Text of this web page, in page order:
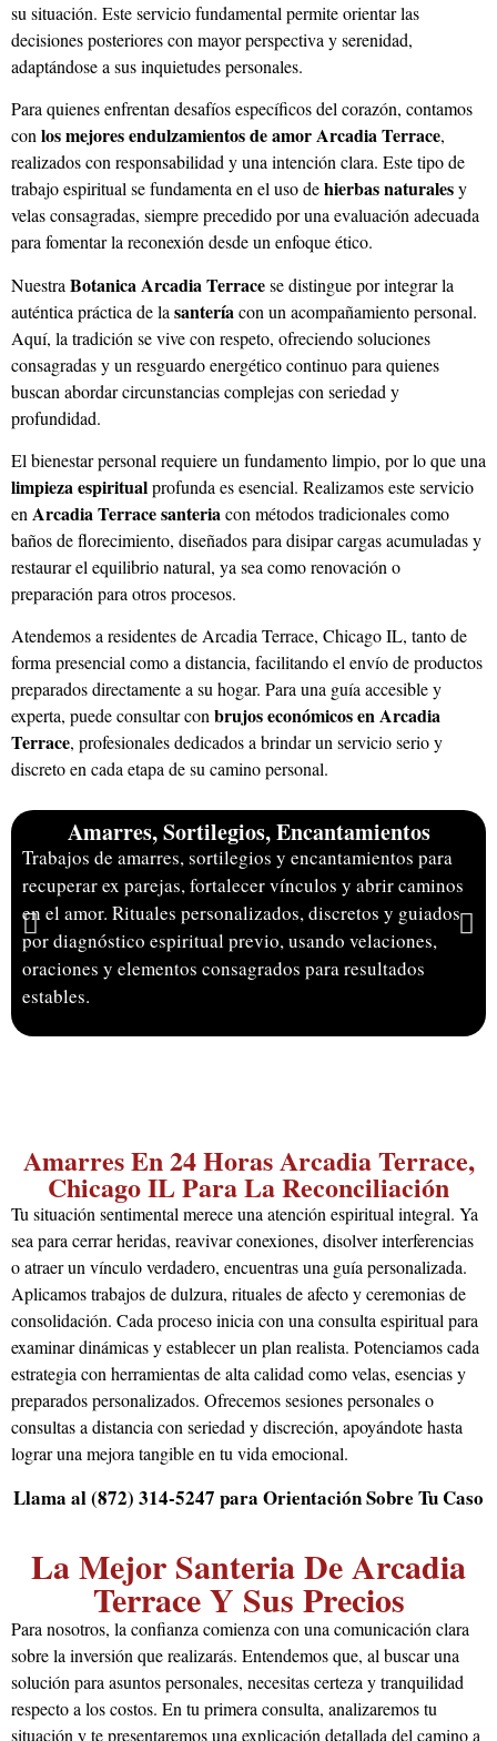
su situación. Este servicio fundamental permite orientar las
decisiones posteriores con mayor perspectiva y serenidad,
adaptándose a sus inquietudes personales.
Para quienes enfrentan desafíos específicos del corazón, contamos
con los mejores endulzamientos de amor Arcadia Terrace,
realizados con responsabilidad y una intención clara. Este tipo de
trabajo espiritual se fundamenta en el uso dehierbas naturalesy
velas consagradas, siempre precedido por una evaluación adecuada
para fomentar la reconexión desde un enfoque ético.
Nuestra Botanica Arcadia Terracese distingue por integrar la
auténtica práctica de la santería con un acompañamiento personal.
Aquí, la tradición se vive con respeto, ofreciendo soluciones
consagradas y un resguardo energético continuo para quienes
buscan abordar circunstancias complejas con seriedad y
profundidad.
El bienestar personal requiere un fundamento limpio, por lo que una
limpieza espiritualprofunda es esencial. Realizamos este servicio
en Arcadia Terrace santeriacon métodos tradicionales como
baños de florecimiento, diseñados para disipar cargas acumuladas y
restaurar el equilibrio natural, ya sea como renovación o
preparación para otros procesos.
Atendemos a residentes de Arcadia Terrace, Chicago IL, tanto de
forma presencial como a distancia, facilitando el envío de productos
preparados directamente a su hogar. Para una guía accesible y
experta, puede consultar conbrujos económicos en Arcadia
Terrace, profesionales dedicados a brindar un servicio serio y
discreto en cada etapa de su camino personal.
Amarres, Sortilegios, Encantamientos
Trabajos de amarres, sortilegios y encantamientos para
recuperar ex parejas, fortalecer vínculos y abrir caminos
en el amor. Rituales personalizados, discretos y guiados
por diagnóstico espiritual previo, usando velaciones,
oraciones y elementos consagrados para resultados
estables.
Amarres En 24 Horas Arcadia Terrace,
Chicago IL Para La Reconciliación
Tu situación sentimental merece una atención espiritual integral. Ya
sea para cerrar heridas, reavivar conexiones, disolver interferencias
o atraer un vínculo verdadero, encuentras una guía personalizada.
Aplicamos trabajos de dulzura, rituales de afecto y ceremonias de
consolidación. Cada proceso inicia con una consulta espiritual para
examinar dinámicas y establecer un plan realista. Potenciamos cada
estrategia con herramientas de alta calidad como velas, esencias y
preparados personalizados. Ofrecemos sesiones personales o
consultas a distancia con seriedad y discreción, apoyándote hasta
lograr una mejora tangible en tu vida emocional.
Llama al (872) 314-5247 para Orientación Sobre Tu Caso
La Mejor Santeria De Arcadia
Terrace Y Sus Precios
Para nosotros, la confianza comienza con una comunicación clara
sobre la inversión que realizarás. Entendemos que, al buscar una
solución para asuntos personales, necesitas certeza y tranquilidad
respecto a los costos. En tu primera consulta, analizaremos tu
situación y te presentaremos una explicación detallada del camino a